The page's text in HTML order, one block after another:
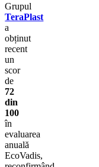
Grupul
TeraPlast
a
obținut
recent
un
scor
de
72
din
100
în
evaluarea
anuală
EcoVadis,